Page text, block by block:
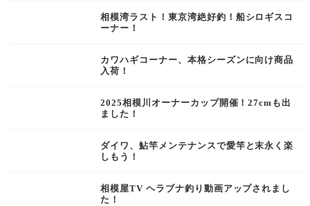
相模湾ラスト！東京湾絶好釣！船シロギスコ
ーナー！
カワハギコーナー、本格シーズンに向け商品
入荷！
2025相模川オーナーカップ開催！27cmも出
ました！
ダイワ、鮎竿メンテナンスで愛竿と末永く楽
しもう！
相模屋TV ヘラブナ釣り動画アップされまし
た！